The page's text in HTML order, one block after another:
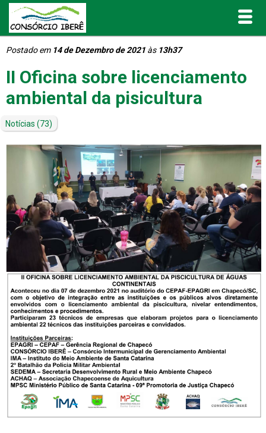
Inicial
O Consórcio Iberê
Projetos
Portal de Transparência
Publicações
Informativos e Relatórios
Notícias
Contato
FECHAR PEDIDO
Postado em 14 de Dezembro de 2021às 13h37
II Oficina sobre licenciamento
ambiental da pisicultura
Notícias (73)